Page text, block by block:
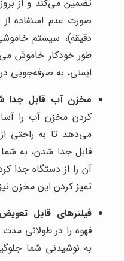
تضمین می‌کند و از
دقیقه)، سیستم
طور خودکار خاموش
ایمنی، به صرفه‌جویی
مخزن آب قابل جدا
کردن مخزن آب را
می‌دهد تا به راحتی
قابل جدا شدن، به
آن را از دستگاه جدا
تمیز کردن این مخزن
فیلترهای قابل
قهوه را در طولانی
به نوشیدنی شما